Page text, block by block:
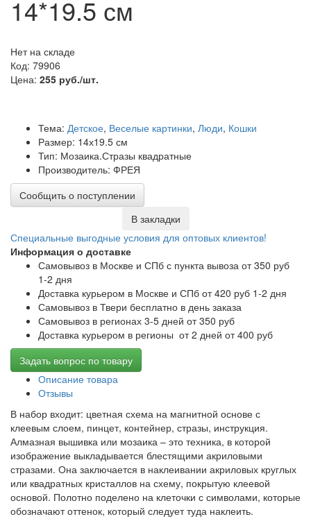
14*19.5 см
Нет на складе
Код: 79906
Цена: 255 руб./шт.
Тема: Детское, Веселые картинки, Люди, Кошки
Размер: 14х19.5 см
Тип: Мозаика.Стразы квадратные
Производитель: ФРЕЯ
Сообщить о поступлении
В закладки
Специальные выгодные условия для оптовых клиентов!
Информация о доставке
Самовывоз в Москве и СПб с пункта вывоза от 350 руб
1-2 дня
Доставка курьером в Москве и СПб от 420 руб 1-2 дня
Самовывоз в Твери бесплатно в день заказа
Самовывоз в регионах 3-5 дней от 350 руб
Доставка курьером в регионы от 2 дней от 400 руб
Задать вопрос по товару
Описание товара
Отзывы
В набор входит: цветная схема на магнитной основе с
клеевым слоем, пинцет, контейнер, стразы, инструкция.
Алмазная вышивка или мозаика – это техника, в которой
изображение выкладывается блестящими акриловыми
стразами. Она заключается в наклеивании акриловых круглых
или квадратных кристаллов на схему, покрытую клеевой
основой. Полотно поделено на клеточки с символами, которые
обозначают оттенок, который следует туда наклеить.